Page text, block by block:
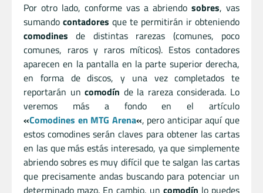
Por otro lado, conforme vas a abriendo sobres, vas
sumando contadores que te permitirán ir obteniendo
comodines de distintas rarezas (comunes, poco
comunes, raros y raros míticos). Estos contadores
aparecen en la pantalla en la parte superior derecha,
en forma de discos, y una vez completados te
reportarán uncomodín de la rareza considerada. Lo
veremos más a fondo en el artículo
«Comodines en MTG Arena«, pero anticipar aquí que
estos comodines serán claves para obtener las cartas
en las que más estás interesado, ya que simplemente
abriendo sobres es muy difícil que te salgan las cartas
que precisamente andas buscando para potenciar un